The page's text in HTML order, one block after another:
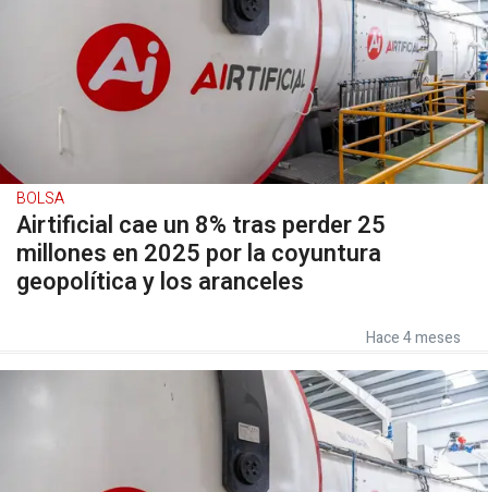
BOLSA
Airtificial cae un 8% tras perder 25
millones en 2025 por la coyuntura
geopolítica y los aranceles
Hace 4 meses